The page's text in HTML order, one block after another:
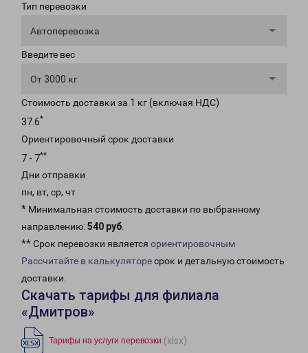
Тип перевозки
Автоперевозка
Введите вес
От 3000 кг
Стоимость доставки за 1 кг (включая НДС)
37.6*
Ориентировочный срок доставки
7 - 7**
Дни отправки
пн, вт, ср, чт
* Минимальная стоимость доставки по выбранному
направлению: 540 руб.
** Срок перевозки является ориентировочным
Рассчитайте в калькуляторесрок и детальную стоимость
доставки.
Скачать тарифы для филиала
«Дмитров»
Тарифы на услуги перевозки (xlsx)